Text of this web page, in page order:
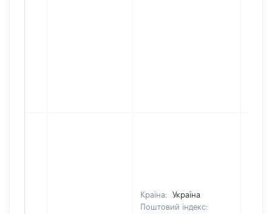
Країна:
Україна
Поштовий індекс: